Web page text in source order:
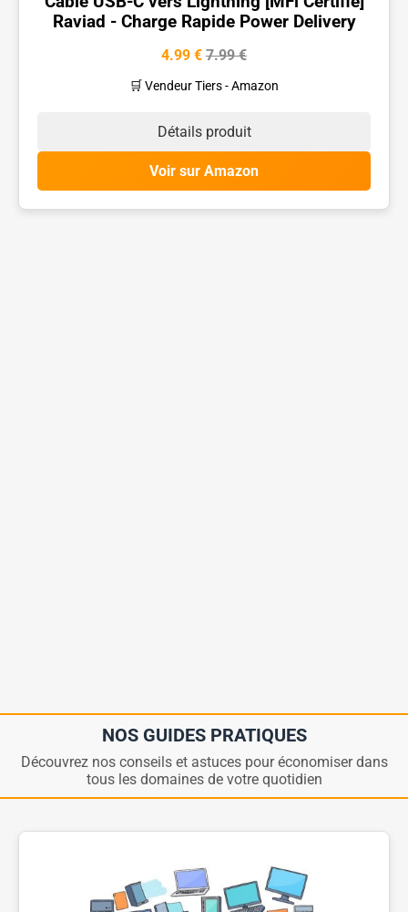
Raviad - Charge Rapide Power Delivery
4.99 € 7.99 €
🛒 Vendeur Tiers - Amazon
Détails produit
Voir sur Amazon
NOS GUIDES PRATIQUES
Découvrez nos conseils et astuces pour économiser dans
tous les domaines de votre quotidien